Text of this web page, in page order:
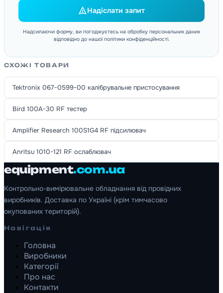
Надіслати запит
Надсилаючи форму, ви погоджуєтесь на обробку персональних даних
відповідно до нашої політики конфіденційності.
СХОЖІ ТОВАРИ
Tektronix 067-0599-00 калібрувальне пристосування
Bird 100A-30 RF тестер
Amplifier Research 100S1G4 RF підсилювач
Anritsu 1010-121 RF ослаблювач
equipment.com.ua
Контрольно-вимірювальне обладнання від провідних
виробників. Доставка по Україні (крім тимчасово
окупованих територій).
Навігація
Головна
Виробники
Категорії
Про нас
Контакти